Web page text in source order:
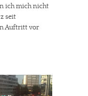
ich mich nicht
seit
Auftritt vor